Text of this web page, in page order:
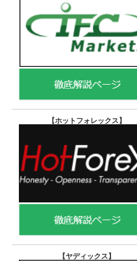
【ホットフォレックス 】
【ヤディックス 】